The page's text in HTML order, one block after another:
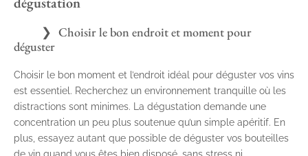
Choisir le bon endroit et moment pour
déguster
Choisir le bon moment et l’endroit idéal pour déguster vos vins
est essentiel. Recherchez un environnement tranquille où les
distractions sont minimes. La dégustation demande une
concentration un peu plus soutenue qu’un simple apéritif. En
plus, essayez autant que possible de déguster vos bouteilles
de vin quand vous êtes bien disposé, sans stress ni